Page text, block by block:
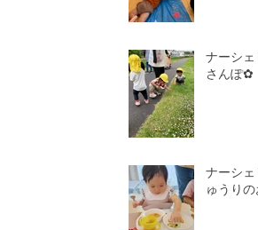
ナーシェ
さんぽ✿
ナーシェ
ゅうり